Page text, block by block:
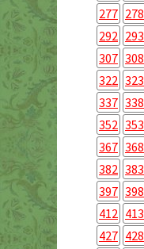
277 278
292 293
307 308
322 323
337 338
352 353
367 368
382 383
397 398
412 413
427 428